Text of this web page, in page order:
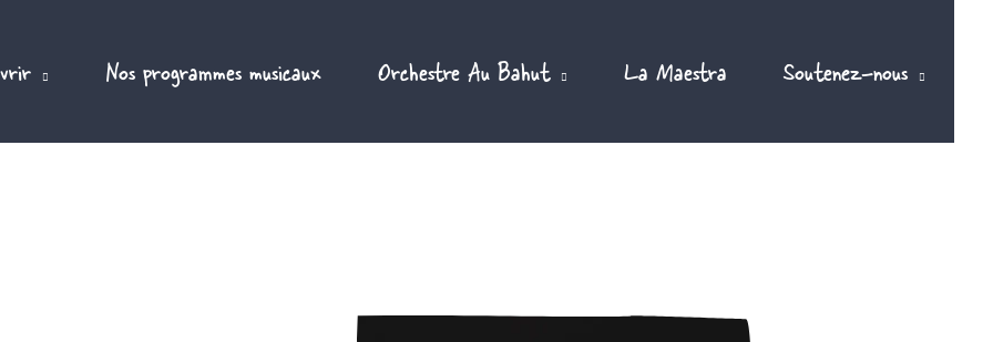
Nos programmes musicaux Orchestre Au Bahut La Maestra Soutenez-nous